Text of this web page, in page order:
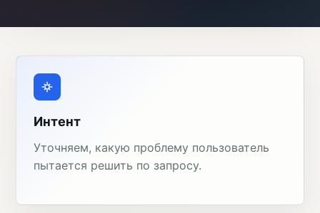
Интент
Уточняем, какую проблему пользователь
пытается решить по запросу.